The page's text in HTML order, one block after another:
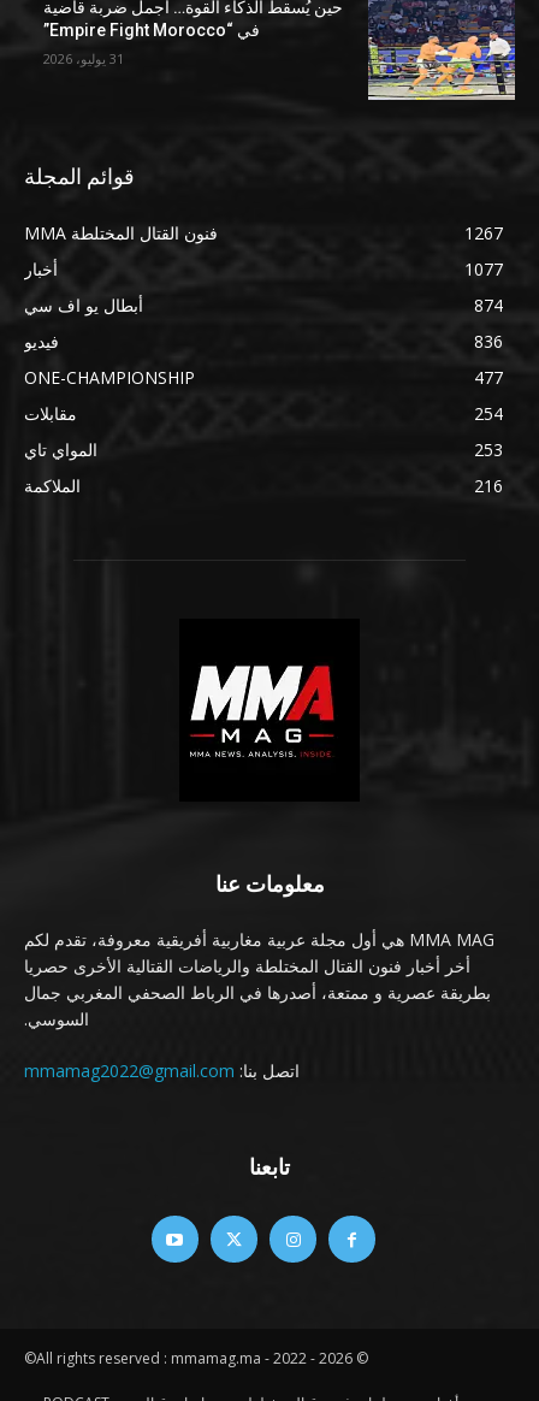
حين يُسقط الذكاء القوة… أجمل ضربة قاضية
في “Empire Fight Morocco”
31 يوليو، 2026
قوائم المجلة
فنون القتال المختلطة MMA
1267
أخبار
1077
أبطال يو اف سي
874
فيديو
836
ONE-CHAMPIONSHIP
477
مقابلات
254
المواي تاي
253
الملاكمة
216
معلومات عنا
MMA MAG هي أول مجلة عربية مغاربية أفريقية معروفة، تقدم لكم
أخر أخبار فنون القتال المختلطة والرياضات القتالية الأخرى حصريا
بطريقة عصرية و ممتعة، أصدرها في الرباط الصحفي المغربي جمال
السوسي.
اتصل بنا: mmamag2022@gmail.com
تابعنا
© All rights reserved : mmamag.ma - 2022 - 2026©